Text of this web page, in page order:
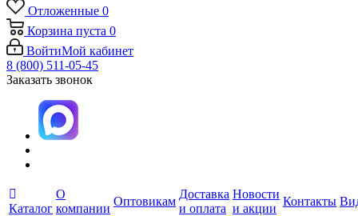
Отложенные 0
Корзина пуста 0
ВойтиМой кабинет
8 (800) 511-05-45
Заказать звонок
Каталог
О
компании
Оптовикам
Доставка
и оплата
Новости
и акции
Контакты